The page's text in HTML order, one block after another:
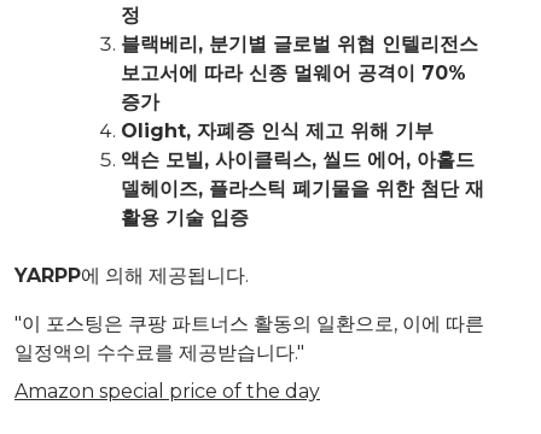
정
블랙베리, 분기별 글로벌 위협 인텔리전스
보고서에 따라 신종 멀웨어 공격이 70%
증가
Olight, 자폐증 인식 제고 위해 기부
액슨 모빌, 사이클릭스, 씰드 에어, 아홀드
델헤이즈, 플라스틱 폐기물을 위한 첨단 재
활용 기술 입증
YARPP에 의해 제공됩니다.
"이 포스팅은 쿠팡 파트너스 활동의 일환으로, 이에 따른
일정액의 수수료를 제공받습니다."
Amazon special price of the day